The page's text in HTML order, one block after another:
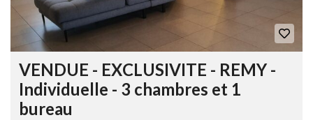
VENDUE - EXCLUSIVITE - REMY -
Individuelle - 3 chambres et 1
bureau